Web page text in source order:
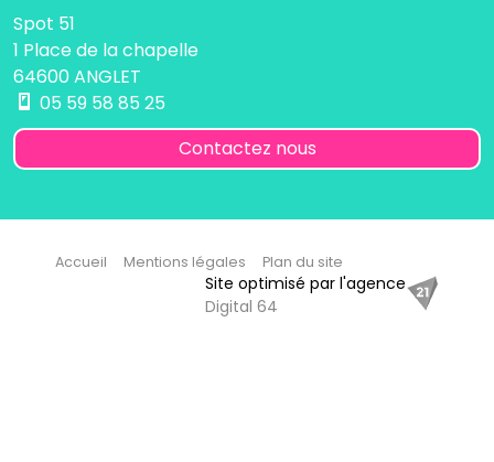
Spot 51
1 Place de la chapelle
64600 ANGLET
05 59 58 85 25
Contactez nous
Accueil Mentions légales Plan du site
Site optimisé par l'agence
Digital 64